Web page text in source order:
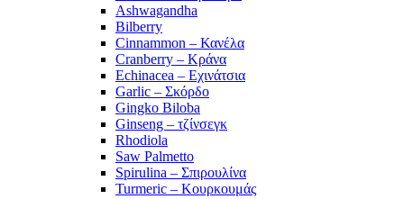
Ashwagandha
Bilberry
Cinnammon – Κανέλα
Cranberry – Κράνα
Echinacea – Εχινάτσια
Garlic – Σκόρδο
Gingko Biloba
Ginseng – τζίνσεγκ
Rhodiola
Saw Palmetto
Spirulina – Σπιρουλίνα
Turmeric – Κουρκουμάς